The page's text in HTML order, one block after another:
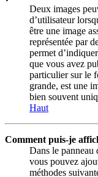
Deux images
d’utilisateur
être une image
représentée par
permet
que vous avez
particulier sur le
grande, est une
bien souvent
Haut
Comment puis-je
Dans le panneau
vous pouvez
méthodes